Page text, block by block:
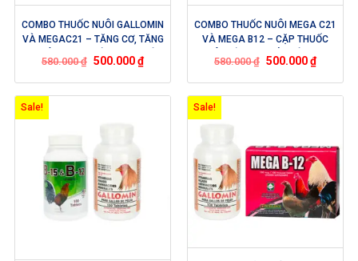
COMBO THUỐC NUÔI GALLOMIN
VÀ MEGAC21 – TĂNG CƠ, TĂNG
RÚT NGẮN THỜI GIAN NUÔI KHI
SỬ DỤNG BỘ COMBO NÀY.
580.000₫ 500.000₫
COMBO THUỐC NUÔI MEGA C21
VÀ MEGA B12 – CẶP THUỐC
BO, SĂN CHẮC CƠ BẮP TRONG
CHẾ ĐỘ NUÔI
580.000₫ 500.000₫
Sale! Sale!